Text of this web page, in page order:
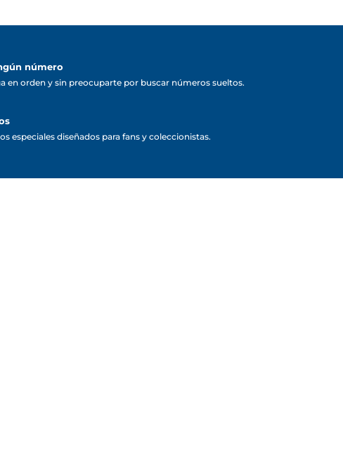
número
en orden y sin preocuparte por buscar números sueltos.
especiales diseñados para fans y coleccionistas.